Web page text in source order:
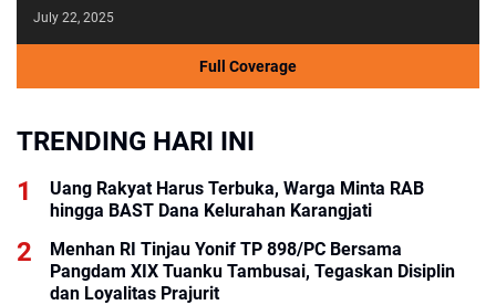
July 22, 2025
Full Coverage
TRENDING HARI INI
Uang Rakyat Harus Terbuka, Warga Minta RAB
hingga BAST Dana Kelurahan Karangjati
Menhan RI Tinjau Yonif TP 898/PC Bersama
Pangdam XIX Tuanku Tambusai, Tegaskan Disiplin
dan Loyalitas Prajurit